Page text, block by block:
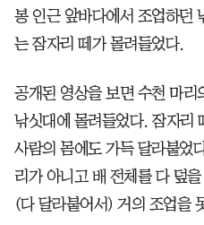
봉 인근 앞바다에서 조업하던
는 잠자리 떼가 몰려들었다.
공개된 영상을 보면 수천 마리
낚싯대에 몰려들었다. 잠자리
사람의 몸에도 가득 달라붙었
리가 아니고 배 전체를 다 덮
(다 달라붙어서) 거의 조업을